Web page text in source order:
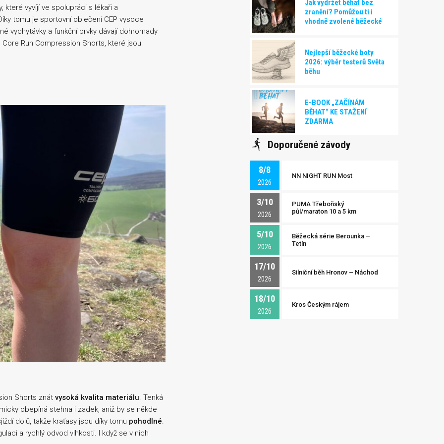
které vyvíjí ve spolupráci s lékaři a
tomu je sportovní oblečení CEP vysoce
vychytávky a funkční prvky dávají dohromady
Run Compression Shorts, které jsou
Shorts znát vysoká kvalita materiálu . Tenká
obepíná stehna i zadek, aniž by se někde
dolů, takže kraťasy jsou díky tomu pohodlné
a rychlý odvod vlhkosti. I když se v nich
Jak vydržet běhat bez
zranění? Pomůžou ti i
vhodně zvolené běžecké
Nejlepší běžecké boty
2026: výběr testerů Světa
běhu
E-BOOK „ZAČÍNÁM
BĚHAT“ KE STAŽENÍ
ZDARMA
Doporučené závody
8/8
2026
NN NIGHT RUN Most
3/10
2026
PUMA Třeboňský
půl/maraton 10 a 5 km
5/10
2026
Běžecká série Berounka –
Tetín
17/10
2026
Silniční běh Hronov – Náchod
18/10
2026
Kros Českým rájem